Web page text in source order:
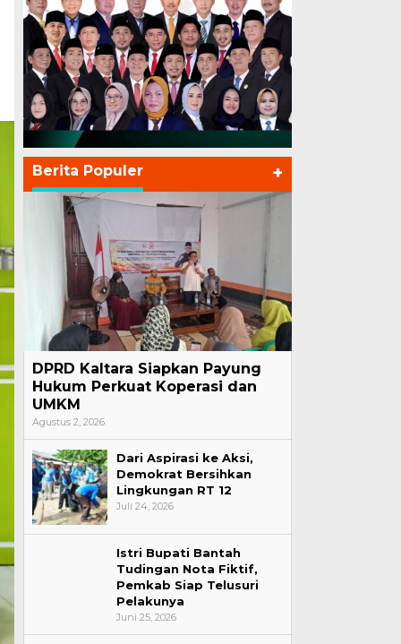
Berita Populer +
DPRD Kaltara Siapkan Payung
Hukum Perkuat Koperasi dan
UMKM
Agustus 2, 2026
Dari Aspirasi ke Aksi,
Demokrat Bersihkan
Lingkungan RT 12
Juli 24, 2026
Istri Bupati Bantah
Tudingan Nota Fiktif,
Pemkab Siap Telusuri
Pelakunya
Juni 25, 2026